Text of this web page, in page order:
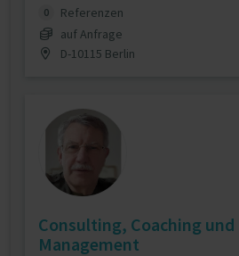
0
Referenzen
auf Anfrage
D-10115 Berlin
Consulting, Coaching
Management